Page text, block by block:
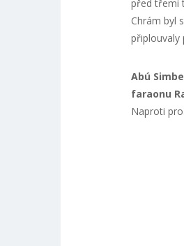
před třemi
Chrám byl
připlouvaly
Abú
faraonu
Naproti